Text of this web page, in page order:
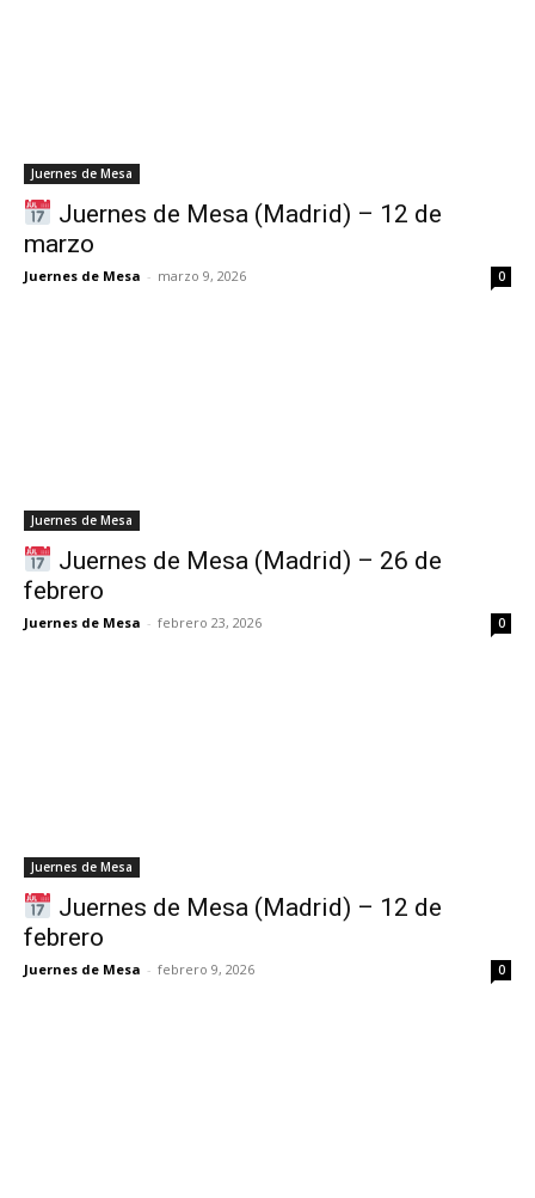
Juernes de Mesa
Juernes de Mesa (Madrid) – 12 de
marzo
Juernes de Mesa - marzo 9, 2026 0
Juernes de Mesa
Juernes de Mesa (Madrid) – 26 de
febrero
Juernes de Mesa - febrero 23, 2026 0
Juernes de Mesa
Juernes de Mesa (Madrid) – 12 de
febrero
Juernes de Mesa - febrero 9, 2026 0